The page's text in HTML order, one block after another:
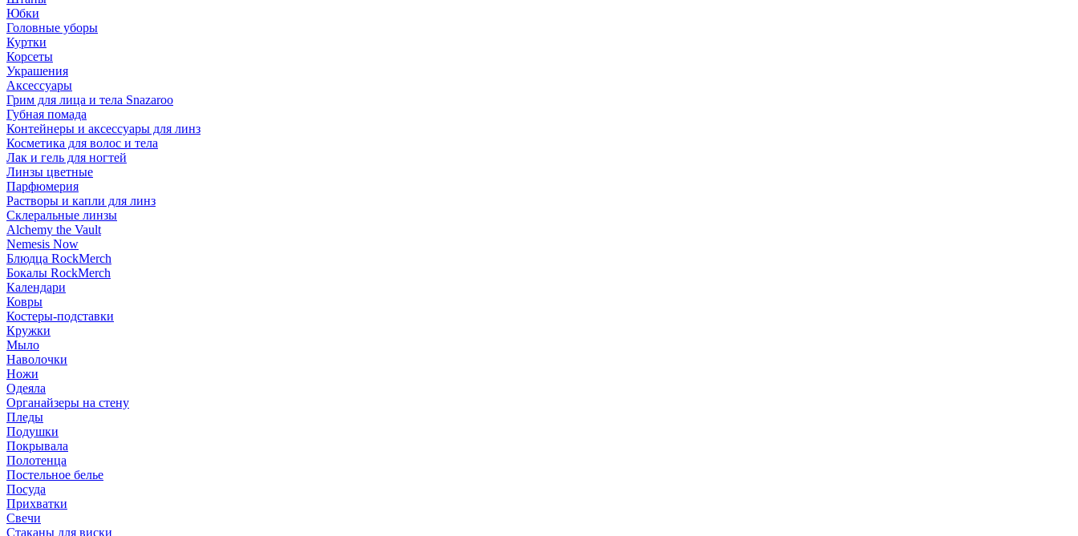
Юбки
Головные уборы
Куртки
Корсеты
Украшения
Аксессуары
Грим для лица и тела Snazaroo
Губная помада
Контейнеры и аксессуары для линз
Косметика для волос и тела
Лак и гель для ногтей
Линзы цветные
Парфюмерия
Растворы и капли для линз
Склеральные линзы
Alchemy the Vault
Nemesis Now
Блюдца RockMerch
Бокалы RockMerch
Календари
Ковры
Костеры-подставки
Кружки
Мыло
Наволочки
Ножи
Одеяла
Органайзеры на стену
Пледы
Подушки
Покрывала
Полотенца
Постельное белье
Посуда
Прихватки
Свечи
Стаканы для виски